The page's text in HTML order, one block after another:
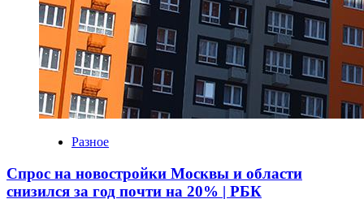
Разное
Спрос на новостройки Москвы и области
снизился за год почти на 20% | РБК